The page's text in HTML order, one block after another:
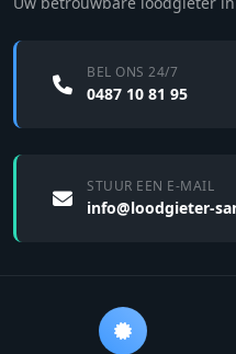
BEL ONS 24/7
0487 10 81 95
STUUR EEN E-MAIL
info@loodgieter-